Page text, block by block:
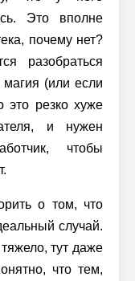
Это вполне
почему нет?
разобраться
(или если
это резко хуже
и нужен
чтобы
о том, что
случай.
тут даже
что тем,